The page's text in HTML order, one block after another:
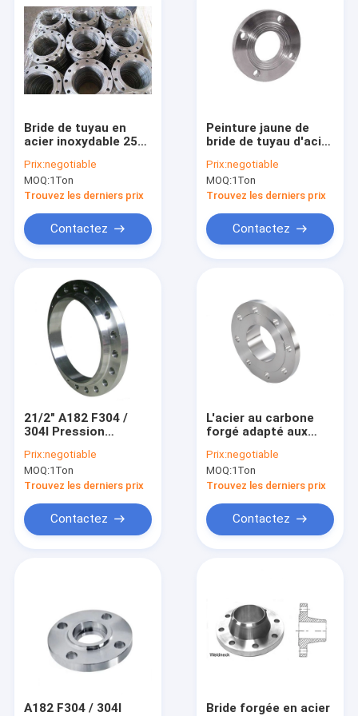
Produits
Au sujet de nous
Visite d'usine
Nouvelles
Cas
BRIDENT EN 1092-1 DIN
BRIDE JIS B2220
Bride de tuyau en
acier inoxydable 2500
B16.47
Prix:negotiable
MOQ:1Ton
Trouvez les derniers prix
Contactez
Peinture jaune de
bride de tuyau d'acier
F304/304l 300#
Prix:negotiable
MOQ:1Ton
Trouvez les derniers prix
Contactez
21/2" A182 F304 /
304l Pression
en acier inoxydable
Class150-Class2500
Prix:negotiable
MOQ:1Ton
Trouvez les derniers prix
Contactez
L'acier au carbone
forgé adapté aux
Odm bride le
revêtement noir de
peinture de la norme
B16.47
Prix:negotiable
MOQ:1Ton
Trouvez les derniers prix
Contactez
A182 F304 / 304l
Bride forgée en acier